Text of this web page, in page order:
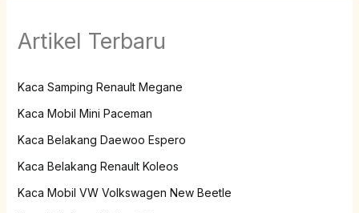
Artikel Terbaru
Kaca Samping Renault Megane
Kaca Mobil Mini Paceman
Kaca Belakang Daewoo Espero
Kaca Belakang Renault Koleos
Kaca Mobil VW Volkswagen New Beetle